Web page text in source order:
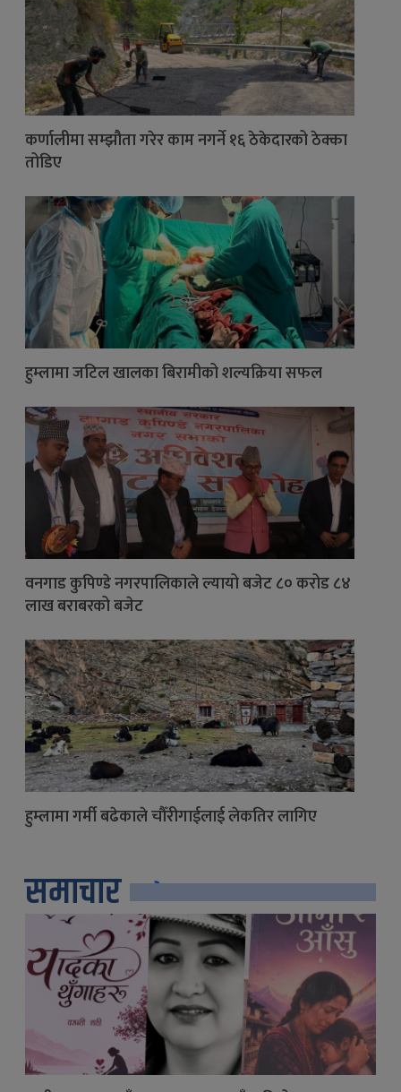
कर्णालीमा सम्झौता गरेर काम नगर्ने १६ ठेकेदारको ठेक्का
तोडिए
हुम्लामा जटिल खालका बिरामीको शल्यक्रिया सफल
वनगाड कुपिण्डे नगरपालिकाले ल्यायो बजेट ८० करोड ८४
लाख बराबरको बजेट
हुम्लामा गर्मी बढेकाले चौँरीगाईलाई लेकतिर लागिए
समाचार सबै